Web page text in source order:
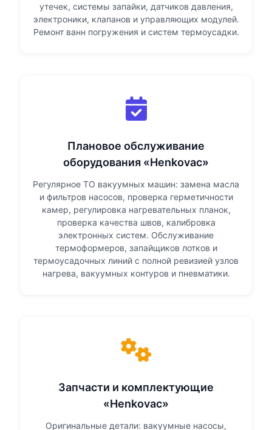
утечек, системы запайки, датчиков давления,
электроники, клапанов и управляющих модулей.
Ремонт ванн погружения и систем термоусадки.
Плановое обслуживание
оборудования «Henkovac»
Регулярное ТО вакуумных машин: замена масла
и фильтров насосов, проверка герметичности
камер, регулировка нагревательных планок,
проверка качества швов, калибровка
электронных систем. Обслуживание
термоформеров, запайщиков лотков и
термоусадочных линий с полной ревизией узлов
нагрева, вакуумных контуров и пневматики.
Запчасти и комплектующие
«Henkovac»
Оригинальные детали: вакуумные насосы,